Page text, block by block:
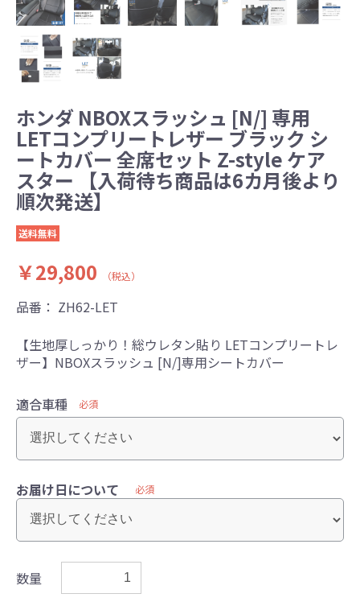
ホンダ NBOXスラッシュ [N/] 専用
LETコンプリートレザー ブラック シ
ートカバー 全席セット Z-style ケア
スター 【入荷待ち商品は6カ月後より
順次発送】
送料無料
￥29,800 （税込）
品番： ZH62-LET
【生地厚しっかり！総ウレタン貼り LETコンプリートレ
ザー】NBOXスラッシュ [N/]専用シートカバー
適合車種 必須
お届け日について 必須
数量